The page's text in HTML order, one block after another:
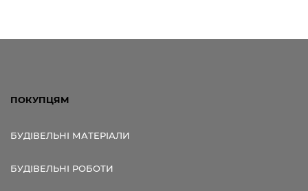
ПОКУПЦЯМ
БУДІВЕЛЬНІ МАТЕРІАЛИ
БУДІВЕЛЬНІ РОБОТИ